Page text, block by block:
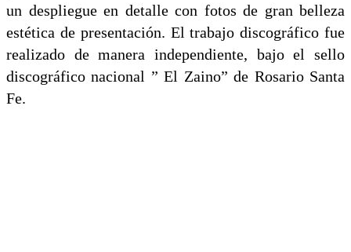
un despliegue en detalle con fotos de gran belleza
estética de presentación. El trabajo discográfico fue
realizado de manera independiente, bajo el sello
discográfico nacional ” El Zaino” de Rosario Santa
Fe.